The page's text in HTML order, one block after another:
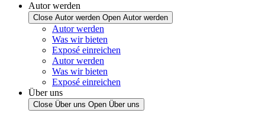
Autor werden
Close Autor werden Open Autor werden
Autor werden
Was wir bieten
Exposé einreichen
Autor werden
Was wir bieten
Exposé einreichen
Über uns
Close Über uns Open Über uns